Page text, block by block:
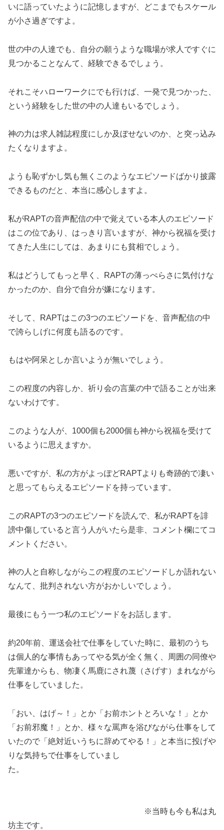
いに語っていたように記憶しますが、どこまでもスケール
が小さ過ぎですよ。
世の中の人達でも、自分の願うような職場が求人ですぐに
見つかることなんて、経験できるでしょう。
それこそハローワークにでも行けば、一発で見つかった、
という経験をした世の中の人達もいるでしょう。
神の力は求人雑誌程度にしか及ぼせないのか、と突っ込み
たくなりますよ。
ようも恥ずかし気も無くこのようなエピソードばかり披露
できるものだと、本当に感心しますよ。
私がRAPTの音声配信の中で覚えている本人のエピソード
はこの位であり、はっきり言いますが、神から祝福を受け
てきた人生にしては、あまりにも貧相でしょう。
私はどうしてもっと早く、RAPTの薄っぺらさに気付けな
かったのか、自分で自分が嫌になります。
そして、RAPTはこの3つのエピソードを、音声配信の中
で誇らしげに何度も語るのです。
もはや阿呆としか言いようが無いでしょう。
この程度の内容しか、祈り会の言葉の中で語ることが出来
ないわけです。
このような人が、1000個も2000個も神から祝福を受けて
いるように思えますか。
悪いですが、私の方がよっぽどRAPTよりも奇跡的で凄い
と思ってもらえるエピソードを持っています。
このRAPTの3つのエピソードを読んで、私がRAPTを誹
謗中傷していると言う人がいたら是非、コメント欄にてコ
メントください。
神の人と自称しながらこの程度のエピソードしか語れない
なんて、批判されない方がおかしいでしょう。
最後にもう一つ私のエピソードをお話します。
約20年前、運送会社で仕事をしていた時に、最初のうち
は個人的な事情もあってやる気が全く無く、周囲の同僚や
先輩達からも、物凄く馬鹿にされ蔑（さげす）まれながら
仕事をしていました。
「おい、はげ～！」とか「お前ホントとろいな！」とか
「お前邪魔！」とか、様々な罵声を浴びながら仕事をして
いたので「絶対近いうちに辞めてやる！」と本当に投げや
りな気持ちで仕事をしていまし
た。
※当時も今も私は丸
坊主です。